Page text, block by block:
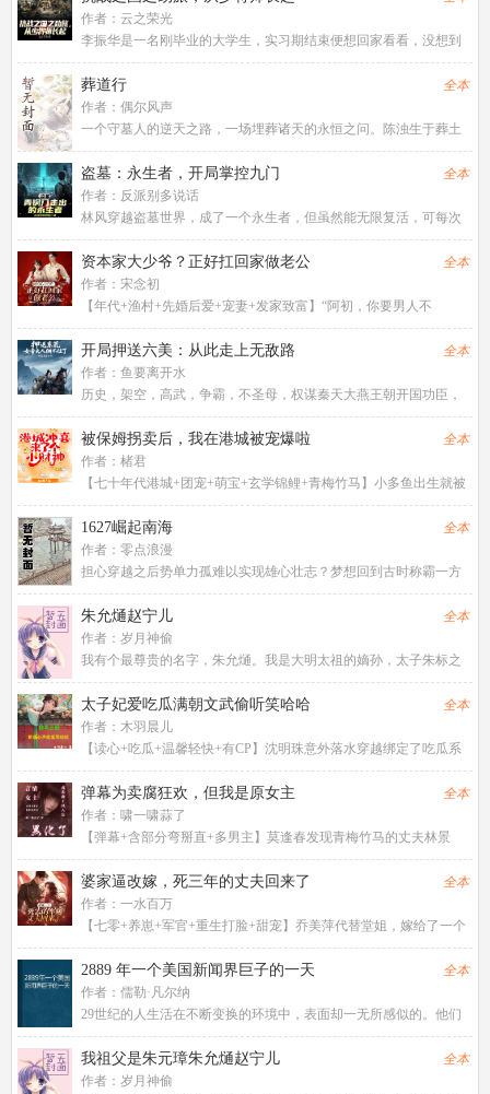
么冷漠对她，姜栖始终微笑以对
作者： 云之荣光
李振华是一名刚毕业的大学生，实习期结束便想回家看看，没想到
在路上发生意外，重生到了民国时期。前世的李振华是一名历史爱
好者，尤其是抗日战争给华夏大地造成巨大的伤亡代价更是罄竹难
书，他决定利用自己对历史的
葬道行
作者： 偶尔风声
一个守墓人的逆天之路，一场埋葬诸天的永恒之问。陈浊生于葬土
边镇，天生死脉，被视为修道废人。却不知，他是上古“守墓人”血脉
的最后传人。当宗门选拔受辱，他唤醒祖传《葬经》，窥见万物寿
痕，从修仙界是一座巨墓
全本
盗墓：永生者，开局掌控九门
作者： 反派别多说话
林风穿越盗墓世界，成了一个永生者，但虽然能无限复活，可每次
复活要间隔百年。而要想减少间隔时间，就要完成系统任务。而这
次重生点，恰好在青铜门内。走出青铜门，看着十年之约的铁三
角，林风选择开局投资一个亿。
全本
资本家大少爷？正好扛回家做老公
作者： 宋念初
【年代+渔村+先婚后爱+宠妻+发家致富】“阿初，你要男人不
要？”宋念初前一秒还在为自己公司敲钟上市，下一秒就穿成了七零
年代某个渔村的孤女。孤女年轻漂亮，奈何天生神力，一拳就能打
死疯牛，年近二十无人敢娶
全本
开局押送六美：从此走上无敌路
作者： 鱼要离开水
历史，架空，高武，争霸，不圣母，权谋秦天大燕王朝开国功臣，
卫国公侯府的公子，五年前，自己的爷爷，父亲，哥哥相继战死沙
场后。整个侯府就剩他一个独苗，但是，短短五年的时间，秦天把
诺大侯府败光，最后为了生计
全本
被保姆拐卖后，我在港城被宠爆啦
作者： 楮君
【七十年代港城+团宠+萌宝+玄学锦鲤+青梅竹马】小多鱼出生就被
保姆掉了包，两岁后越长越像亲妈，保姆怕被发现把她卖去了港
城，给船王家患了离魂症的小少爷冲喜。谁知无齿小儿在人脸上啃
了一口，小少爷就醒了！不
全本
1627崛起南海
作者： 零点浪漫
担心穿越之后势单力孤难以实现雄心壮志？梦想回到古时称霸一方
却无机会大展拳脚？为了英雄霸业，为了三妻四妾，怀着不同心思
的各路人马聚集到一起，义无反顾地踏入另一个时空！VIP读者群
378375510
全本
朱允熥赵宁儿
作者： 岁月神偷
我有个最尊贵的名字，朱允熥。我是大明太祖的嫡孙，太子朱标之
嫡子。母亲是常遇春之女，舅爷是蓝玉。我是大明最尊贵的皇孙，
也是大明皇位，最有分量的，最为合法的继承人。我将开创一个不
一样的大明，风华无双，日月
全本
太子妃爱吃瓜满朝文武偷听笑哈哈
作者： 木羽晨儿
【读心+吃瓜+温馨轻快+有CP】沈明珠意外落水穿越绑定了吃瓜系
统，瓜没吃到却先知道自己穿书了！书中自己是一个恶毒女配，连
带着自己的娘跟哥哥他们都成了炮灰。怎么可以这样！瓜瓜：宿
主，皇帝的真爱是皇后，宝
全本
弹幕为卖腐狂欢，但我是原女主
作者： 啸一啸蒜了
【弹幕+含部分弯掰直+多男主】莫逢春发现青梅竹马的丈夫林景
尧，早已出轨，并打算今晚跟她摊牌，而那位奸夫江辰赫，此刻就
待在门口。飞速刷新的弹幕，正疯狂为这两人的爱情喝彩，也用着
最恶毒的话咒骂她快点死掉。
全本
婆家逼改嫁，死三年的丈夫回来了
作者： 一水百万
【七零+养崽+军官+重生打脸+甜宠】乔美萍代替堂姐，嫁给了一个
当兵的；结婚几年，总共没见五次面；后来丈夫牺牲，她被婆婆赶
出家门，带着三个儿子饭都吃不上；在去县城投靠朋友时，被拐卖
到西北的山窝里。而她的
全本
2889 年一个美国新闻界巨子的一天
作者： 儒勒·凡尔纳
29世纪的人生活在不断变换的环境中，表面却一无所感似的。他们
对奇迹美景已经厌倦，面对日新月异的进步成果十分淡漠。他们觉
得一切都自然得很。然而，倘若同往昔比一比，他们便会更珍惜我
们的文明，并重视走过的道
全本
我祖父是朱元璋朱允熥赵宁儿
作者： 岁月神偷
全本